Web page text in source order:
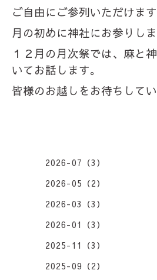
ご自由にご参列いただけます
月の初めに神社にお参りしま
１２月の月次祭では、麻と
いてお話します。
皆様のお越しをお待ちしてい
2026-07（3）
2026-05（2）
2026-03（3）
2026-01（3）
2025-11（3）
2025-09（2）